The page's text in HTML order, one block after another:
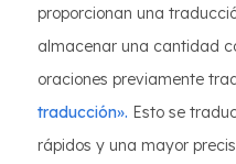
proporcionan una
almacenar una cantidad
oraciones previamente
traducción». Esto se
rápidos y una mayor